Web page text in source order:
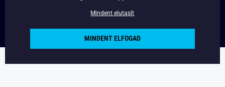
Mindent elutasít
MINDENT ELFOGAD